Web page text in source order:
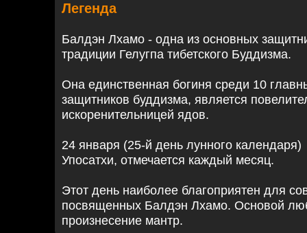
Легенда
Балдэн Лхамо - одна из основных
традиции Гелугпа тибетского Буддизма.
Она единственная богиня среди 10
защитников буддизма, является
искоренительницей ядов.
24 января (25-й день лунного календаря)
Упосатхи, отмечается каждый месяц.
Этот день наиболее благоприятен для
посвященных Балдэн Лхамо. Основой
произнесение мантр.